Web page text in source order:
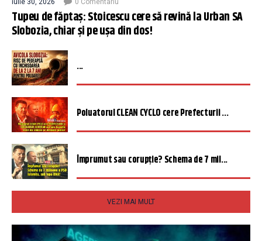
iulie 30, 2026 0 Comentariu
Tupeu de făptaș: Stoicescu cere să revină la Urban SA
Slobozia, chiar și pe ușa din dos!
...
Poluatorul CLEAN CYCLO cere Prefecturii ...
Împrumut sau corupție? Schema de 7 mil...
VEZI MAI MULT